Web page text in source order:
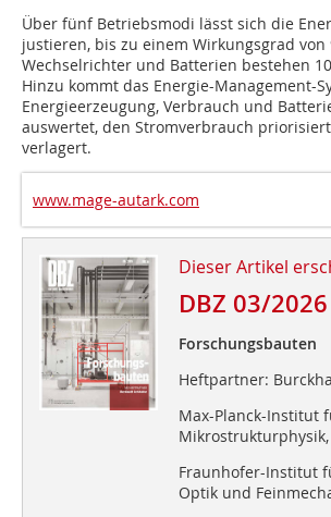
Über fünf Betriebsmodi lässt sich die
justieren, bis zu einem Wirkungsgrad von
Wechselrichter und Batterien bestehen
Hinzu kommt das Energie-Management-
Energieerzeugung, Verbrauch und
auswertet, den Stromverbrauch
verlagert.
www.mage-autark.com
Dieser Artikel
DBZ 03/2026
Forschungsbauten
Heftpartner:
Max-Planck-Institut
Mikrostrukturphysik,
Fraunhofer-Institut
Optik und